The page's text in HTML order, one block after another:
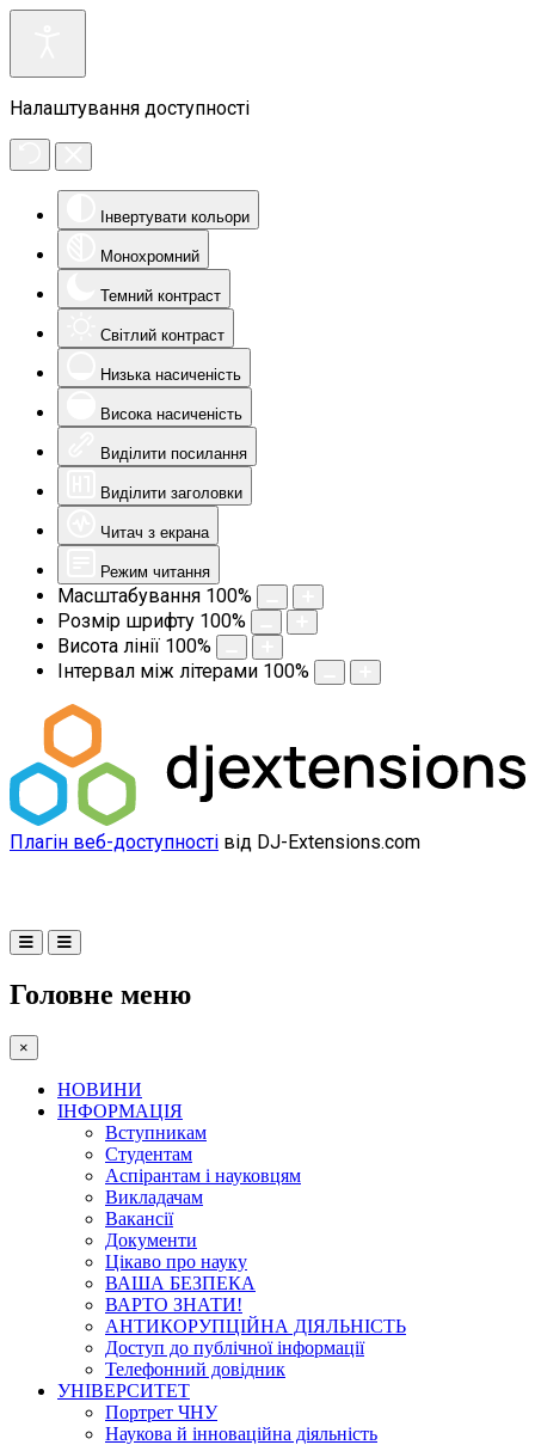
Налаштування доступності
Інвертувати кольори
Монохромний
Темний контраст
Світлий контраст
Низька насиченість
Висока насиченість
Виділити посилання
Виділити заголовки
Читач з екрана
Режим читання
Масштабування 100%
Розмір шрифту 100%
Висота лінії 100%
Інтервал між літерами 100%
Плагін веб-доступності від DJ-Extensions.com
Головне меню
×
НОВИНИ
ІНФОРМАЦІЯ
Вступникам
Студентам
Аспірантам і науковцям
Викладачам
Вакансії
Документи
Цікаво про науку
ВАША БЕЗПЕКА
ВАРТО ЗНАТИ!
АНТИКОРУПЦІЙНА ДІЯЛЬНІСТЬ
Доступ до публічної інформації
Телефонний довідник
УНІВЕРСИТЕТ
Портрет ЧНУ
Наукова й інноваційна діяльність